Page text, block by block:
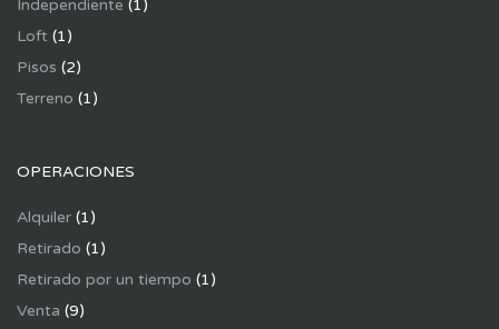
Independiente (1)
Loft (1)
Pisos (2)
Terreno (1)
OPERACIONES
Alquiler (1)
Retirado (1)
Retirado por un tiempo (1)
Venta (9)